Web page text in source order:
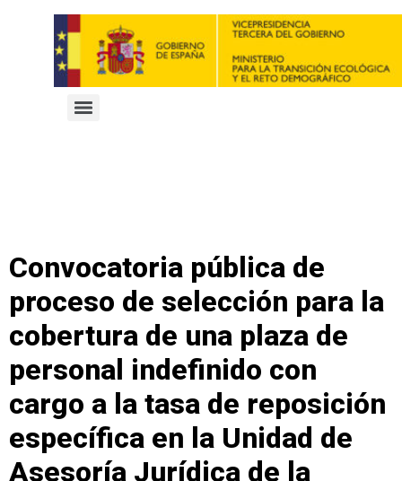
Convocatoria pública de
proceso de selección para la
cobertura de una plaza de
personal indefinido con
cargo a la tasa de reposición
específica en la Unidad de
Asesoría Jurídica de la